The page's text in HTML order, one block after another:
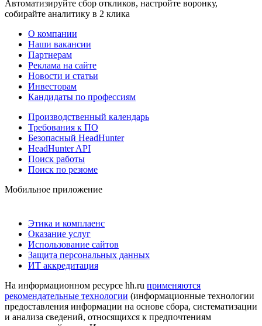
Автоматизируйте сбор откликов, настройте воронку,
собирайте аналитику в 2 клика
О компании
Наши вакансии
Партнерам
Реклама на сайте
Новости и статьи
Инвесторам
Кандидаты по профессиям
Производственный календарь
Требования к ПО
Безопасный HeadHunter
HeadHunter API
Поиск работы
Поиск по резюме
Мобильное приложение
Этика и комплаенс
Оказание услуг
Использование сайтов
Защита персональных данных
ИТ аккредитация
На информационном ресурсе hh.ru применяются
рекомендательные технологии (информационные технологии
предоставления информации на основе сбора, систематизации
и анализа сведений, относящихся к предпочтениям